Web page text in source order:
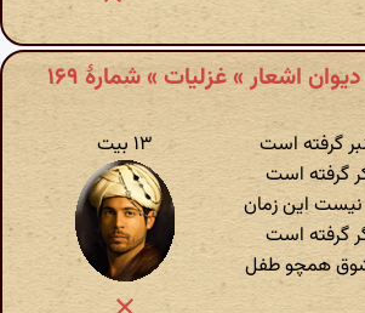
اشعار » غزلیات » شمارهٔ ۱۶۹
گرفته است
گرفته است
نیست این زمان
گرفته است
شوق همچو طفل
۱۳ بیت